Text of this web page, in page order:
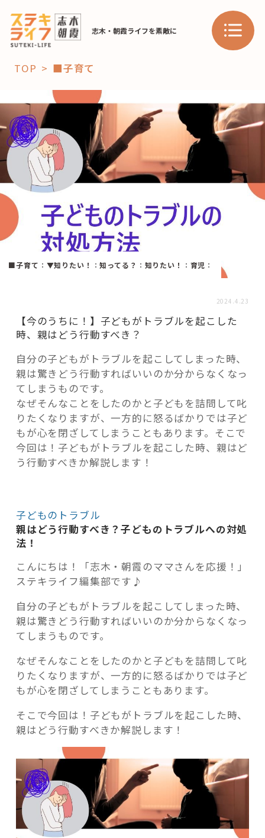
志木・朝霞ライフを素敵に
「コト」
子育て
暮らし
おすすめ
スポット 学び・教育
「場」
HAREL 活用事例
「モノ」
fleXe リノベ事例
「ひと」
協賛・協力店
コーディネーター紹介
これからの暮らし 住み替え相談
記事検索
TOP ■子育て
■子育て ： ▼知りたい！ ：知ってる？ ： 知りたい！ ： 育児 ：
2024.4.23
【今のうちに！】子どもがトラブルを起こした
時、親はどう行動すべき？
自分の子どもがトラブルを起こしてしまった時、
親は驚きどう行動すればいいのか分からなくなっ
てしまうものです。
なぜそんなことをしたのかと子どもを詰問して叱
りたくなりますが、一方的に怒るばかりでは子ど
もが心を閉ざしてしまうこともあります。そこで
今回は！子どもがトラブルを起こした時、親はど
う行動すべきか解説します！
子どものトラブル
親はどう行動すべき？子どものトラブルへの対処
法！
こんにちは！「志木・朝霞のママさんを応援！」
ステキライフ編集部です♪
自分の子どもがトラブルを起こしてしまった時、
親は驚きどう行動すればいいのか分からなくなっ
てしまうものです。
なぜそんなことをしたのかと子どもを詰問して叱
りたくなりますが、一方的に怒るばかりでは子ど
もが心を閉ざしてしまうこともあります。
そこで今回は！子どもがトラブルを起こした時、
親はどう行動すべきか解説します！